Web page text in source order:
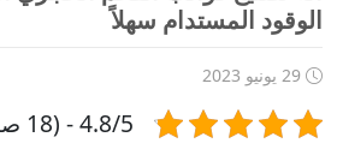
الوقود المستدام سهلاً
4.8/5 - (18 صوت)